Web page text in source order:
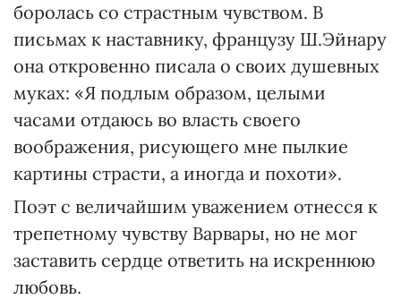
боролась со страстным чувством. В
письмах к наставнику, французу Ш.Эйнару
она откровенно писала о своих душевных
муках: «Я подлым образом, целыми
часами отдаюсь во власть своего
воображения, рисующего мне пылкие
картины страсти, а иногда и похоти».
Поэт с величайшим уважением отнесся к
трепетному чувству Варвары, но не мог
заставить сердце ответить на искреннюю
любовь.